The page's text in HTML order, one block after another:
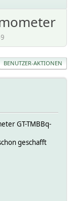
BENUTZER-AKTIONEN
GT-TMBBq-
geschafft